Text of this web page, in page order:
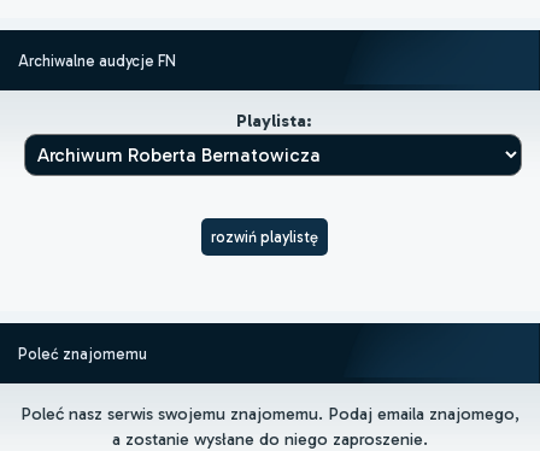
Archiwalne audycje FN
Playlista:
rozwiń playlistę
Poleć znajomemu
Poleć nasz serwis swojemu znajomemu. Podaj emaila znajomego,
a zostanie wysłane do niego zaproszenie.